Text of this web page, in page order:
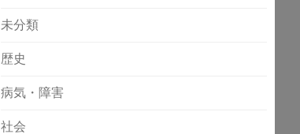
未分類
歴史
病気・障害
社会